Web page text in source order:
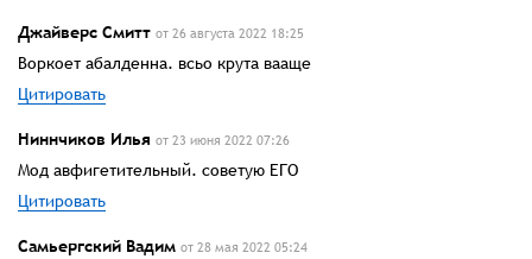
Джайверс Смитт от 26 августа 2022 18:25
Воркоет абалденна. всьо крута вааще
Цитировать
Ниннчиков Илья от 23 июня 2022 07:26
Мод авфигетительный. советую ЕГО
Цитировать
Самьергский Вадим от 28 мая 2022 05:24